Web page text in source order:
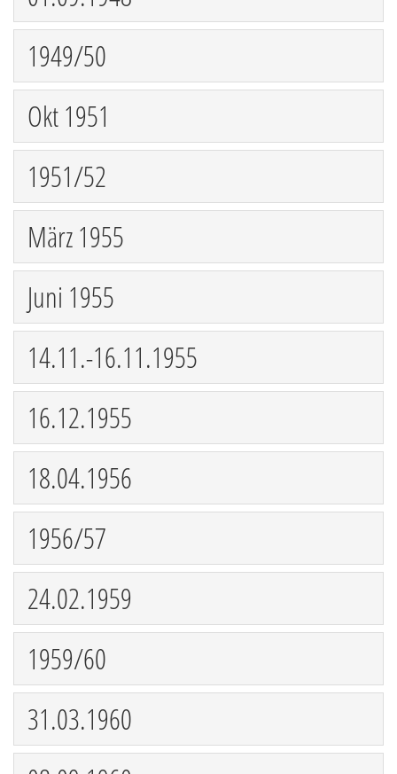
1949/50
Okt 1951
1951/52
März 1955
Juni 1955
14.11.-16.11.1955
16.12.1955
18.04.1956
1956/57
24.02.1959
1959/60
31.03.1960